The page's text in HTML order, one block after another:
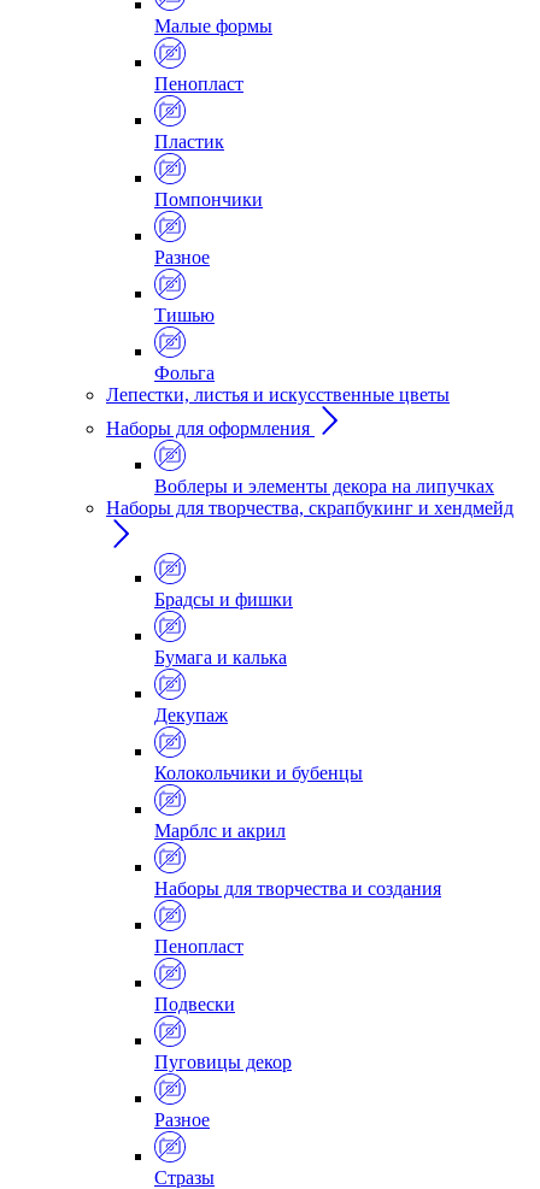
Малые формы
Пенопласт
Пластик
Помпончики
Разное
Тишью
Фольга
Лепестки, листья и искусственные цветы
Наборы для оформления
Воблеры и элементы декора на липучках
Наборы для творчества, скрапбукинг и хендмейд
Брадсы и фишки
Бумага и калька
Декупаж
Колокольчики и бубенцы
Марблс и акрил
Наборы для творчества и создания
Пенопласт
Подвески
Пуговицы декор
Разное
Стразы